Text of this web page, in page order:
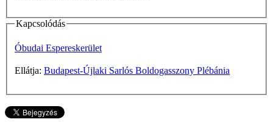
Kapcsolódás
Óbudai Espereskerület
Ellátja: Budapest-Újlaki Sarlós Boldogasszony Plébánia